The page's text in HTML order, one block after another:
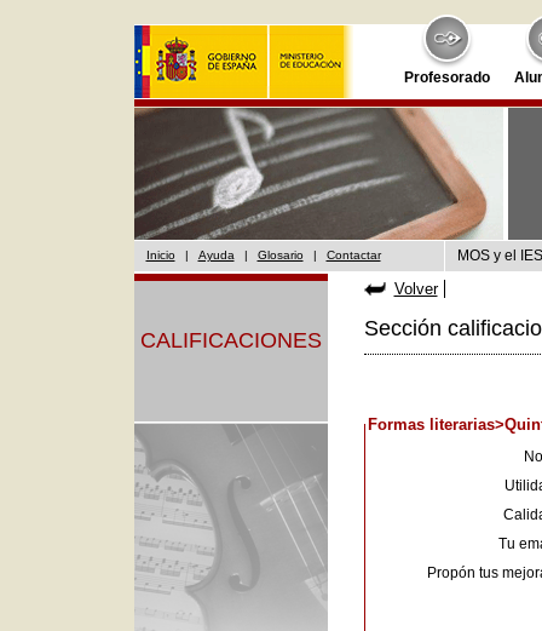
Profesorado
Inicio | Ayuda | Glosario | Contactar MOS y el
CALIFICACIONES
Volver
Sección
Formas
Tu
Propón tus